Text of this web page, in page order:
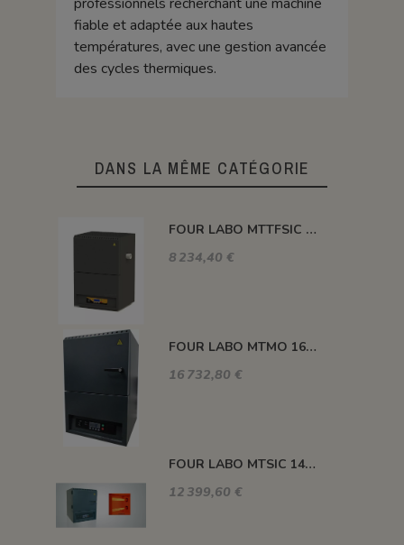
fiable et adaptée aux hautes
températures, avec une gestion avancée
des cycles thermiques.
DANS LA MÊME CATÉGORIE
FOUR LABO MTTFSIC 1400°C 450 MM Ø 75 MM
8 234,40 €
FOUR LABO MTMO 1600°C 9 LITRES
16 732,80 €
FOUR LABO MTSIC 1400°C 16 LITRES
12 399,60 €